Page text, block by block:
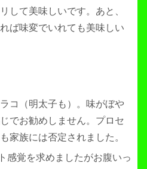
して美味しいです。あと、
ば味変でいれても美味しい
コ（明太子も）。味がぼや
でお勧めしません。プロセ
家族には否定されました。
感覚を求めましたがお腹いっ